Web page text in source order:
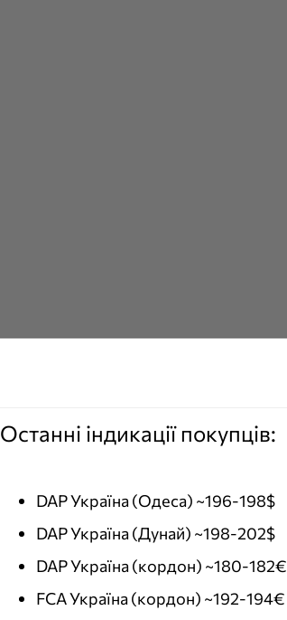
Останні індикації покупців:
DAP Україна (Одеса) ~196-198$
DAP Україна (Дунай) ~198-202$
DAP Україна (кордон) ~180-182€
FCA Україна (кордон) ~192-194€